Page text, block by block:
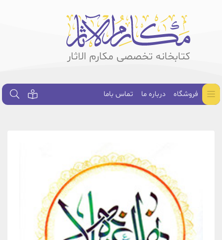
کتابخانه تخصصی مکارم الاثار
فروشگاه درباره ما تماس باما